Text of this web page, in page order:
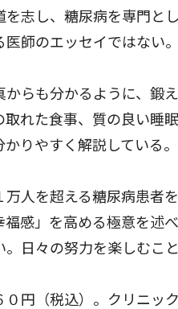
を志し、糖尿病を専門と
医師のエッセイではない
らも分かるように、鍛
取れた食事、質の良い睡
りやすく解説している。
人を超える糖尿病患者
福感」を高める極意を述
。日々の努力を楽しむこ
円（税込）。クリニッ